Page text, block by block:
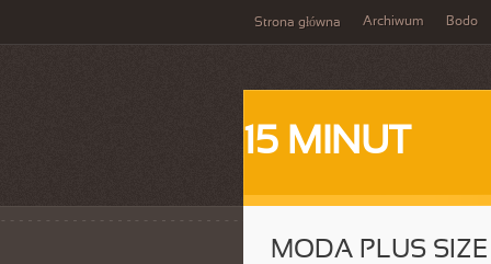
Strona główna Archiwum Bodo
15 MINUT
MODA PLUS